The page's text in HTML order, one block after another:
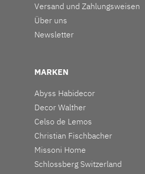
Versand und Zahlungsweisen
Über uns
Newsletter
MARKEN
Abyss Habidecor
Decor Walther
Celso de Lemos
Christian Fischbacher
Missoni Home
Schlossberg Switzerland